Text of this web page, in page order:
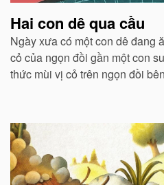
Hai con dê qua cầu
Ngày xưa có một con dê đang
cỏ của ngọn đồi gần một con
thức mùi vị cỏ trên ngọn đồi